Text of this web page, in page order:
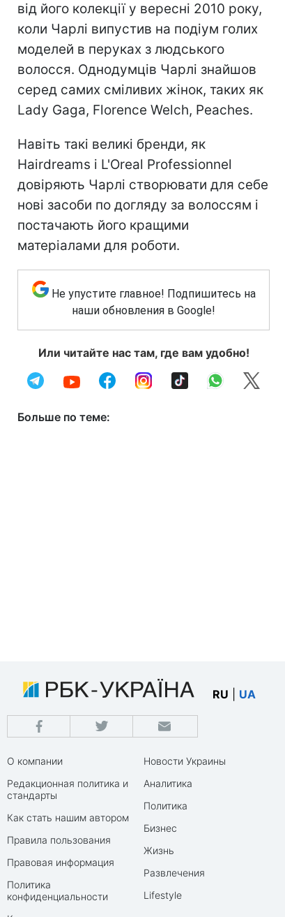
від його колекції у вересні 2010 року,
коли Чарлі випустив на подіум голих
моделей в перуках з людського
волосся. Однодумців Чарлі знайшов
серед самих сміливих жінок, таких як
Lady Gaga, Florence Welch, Peaches.
Навіть такі великі бренди, як
Hairdreams і L'Oreal Professionnel
довіряють Чарлі створювати для себе
нові засоби по догляду за волоссям і
постачають його кращими
матеріалами для роботи.
Не упустите главное! Подпишитесь на
наши обновления в Google!
Или читайте нас там, где вам удобно!
Больше по теме:
RU UA
О компании
Редакционная политика и
стандарты
Как стать нашим автором
Правила пользования
Правовая информация
Политика
конфиденциальности
Новости Украины
Аналитика
Политика
Бизнес
Жизнь
Развлечения
Lifestyle